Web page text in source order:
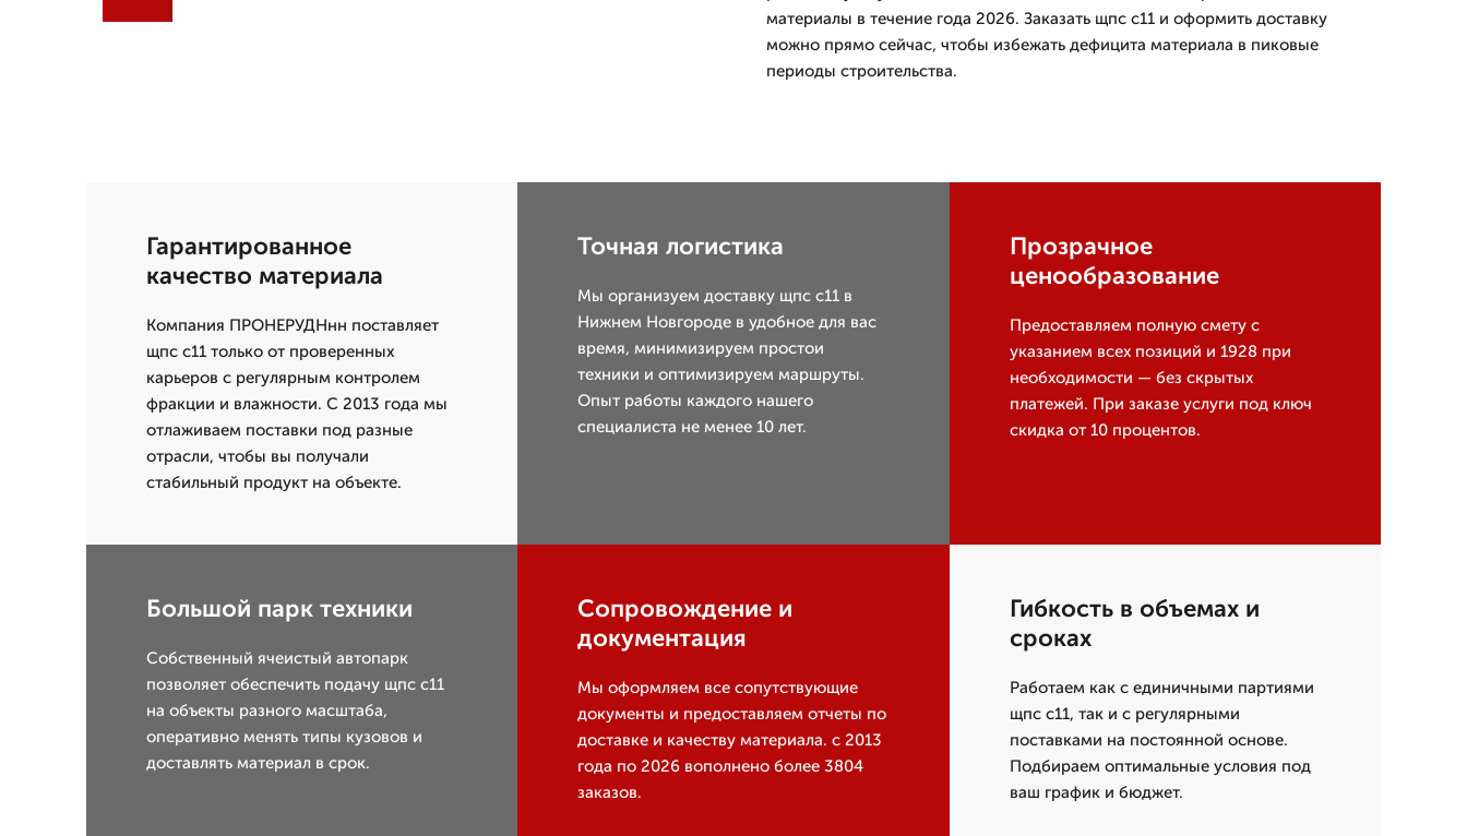
материалы в течение года 2026. Заказать щпс с11 и оформить доставку
можно прямо сейчас, чтобы избежать дефицита материала в пиковые
периоды строительства.
Гарантированное
качество материала
Компания ПРОНЕРУДНнн поставляет
щпс с11 только от проверенных
карьеров с регулярным контролем
фракции и влажности. С 2013 года мы
отлаживаем поставки под разные
отрасли, чтобы вы получали
стабильный продукт на объекте.
Точная логистика
Мы организуем доставку щпс с11 в
Нижнем Новгороде в удобное для вас
время, минимизируем простои
техники и оптимизируем маршруты.
Опыт работы каждого нашего
специалиста не менее 10 лет.
Прозрачное
ценообразование
Предоставляем полную смету с
указанием всех позиций и 1928 при
необходимости — без скрытых
платежей. При заказе услуги под ключ
скидка от 10 процентов.
Большой парк техники
Собственный ячеистый автопарк
позволяет обеспечить подачу щпс с11
на объекты разного масштаба,
оперативно менять типы кузовов и
доставлять материал в срок.
Сопровождение и
документация
Мы оформляем все сопутствующие
документы и предоставляем отчеты по
доставке и качеству материала. с 2013
года по 2026 вополнено более 3804
заказов.
Гибкость в объемах и
сроках
Работаем как с единичными партиями
щпс с11, так и с регулярными
поставками на постоянной основе.
Подбираем оптимальные условия под
ваш график и бюджет.